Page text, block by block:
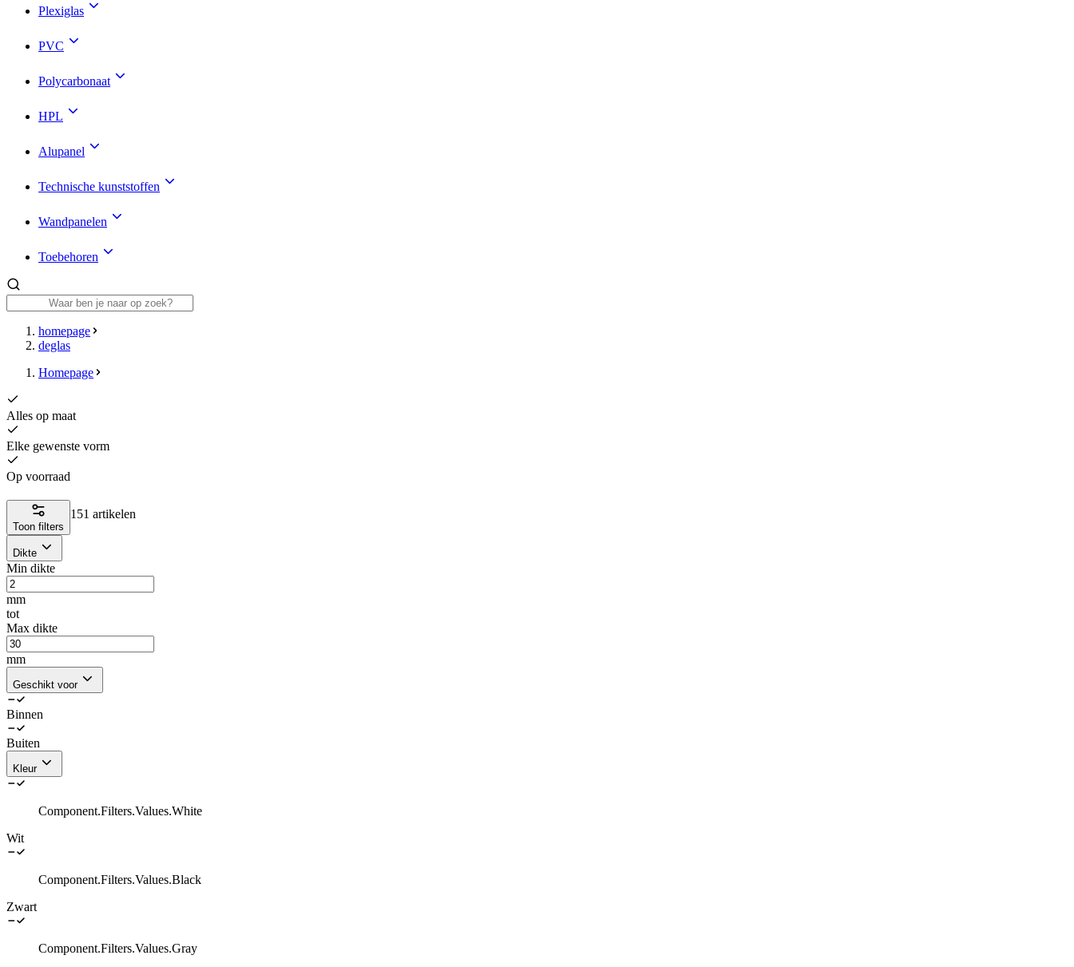
Plexiglas
PVC
Polycarbonaat
HPL
Alupanel
Technische kunststoffen
Wandpanelen
Toebehoren
homepage
deglas
Homepage
Alles op maat
Elke gewenste vorm
Op voorraad
Toon filters
151 artikelen
Dikte
Min dikte
mm
tot
Max dikte
mm
Geschikt voor
Binnen
Buiten
Kleur
Component.Filters.Values.White
Wit
Component.Filters.Values.Black
Zwart
Component.Filters.Values.Gray